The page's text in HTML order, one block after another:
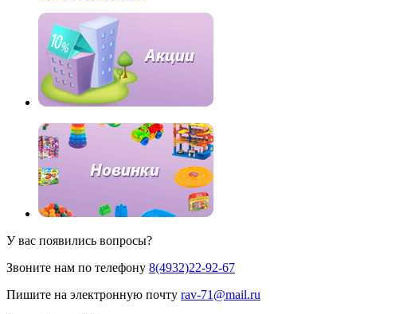
У вас появились вопроcы?
Звоните нам по телефону 8(4932)22-92-67
Пишите на электронную почту rav-71@mail.ru